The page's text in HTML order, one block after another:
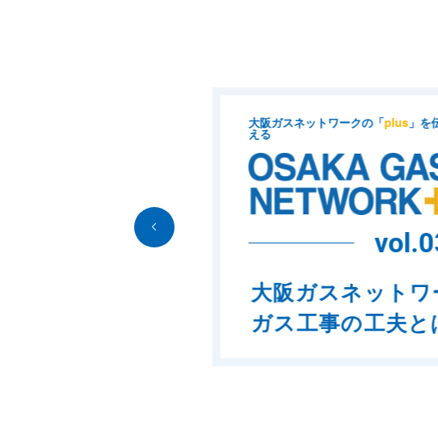
大阪ガスネットワークの「plus」を伝
vol.03
大阪ガスネットワーク
ガス工事の工夫とは？